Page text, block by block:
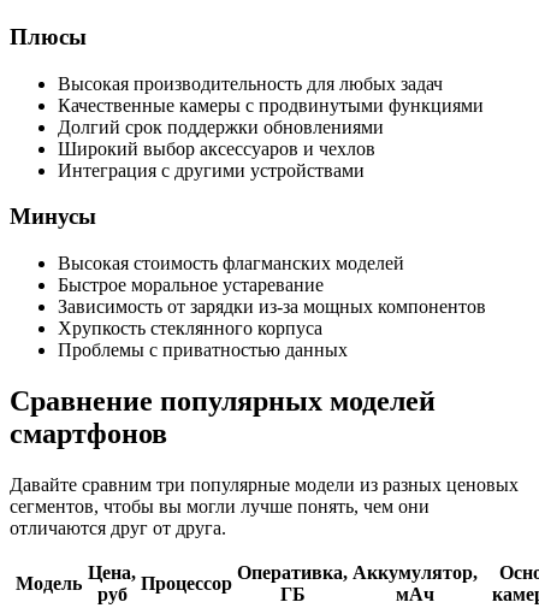
Плюсы
Высокая производительность для любых задач
Качественные камеры с продвинутыми функциями
Долгий срок поддержки обновлениями
Широкий выбор аксессуаров и чехлов
Интеграция с другими устройствами
Минусы
Высокая стоимость флагманских моделей
Быстрое моральное устаревание
Зависимость от зарядки из-за мощных компонентов
Хрупкость стеклянного корпуса
Проблемы с приватностью данных
Сравнение популярных моделей
смартфонов
Давайте сравним три популярные модели из разных ценовых
сегментов, чтобы вы могли лучше понять, чем они
отличаются друг от друга.
Модель
Цена,
руб
Процессор
Оперативка,
ГБ
Аккумулятор,
мАч